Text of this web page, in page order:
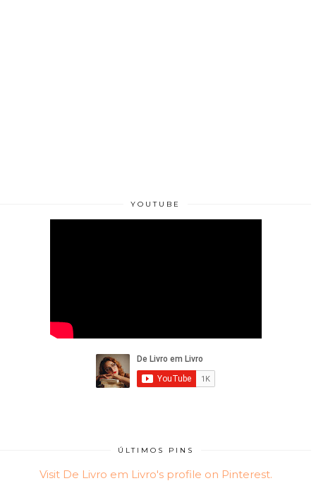
YOUTUBE
ÚLTIMOS PINS
Visit De Livro em Livro's profile on Pinterest.